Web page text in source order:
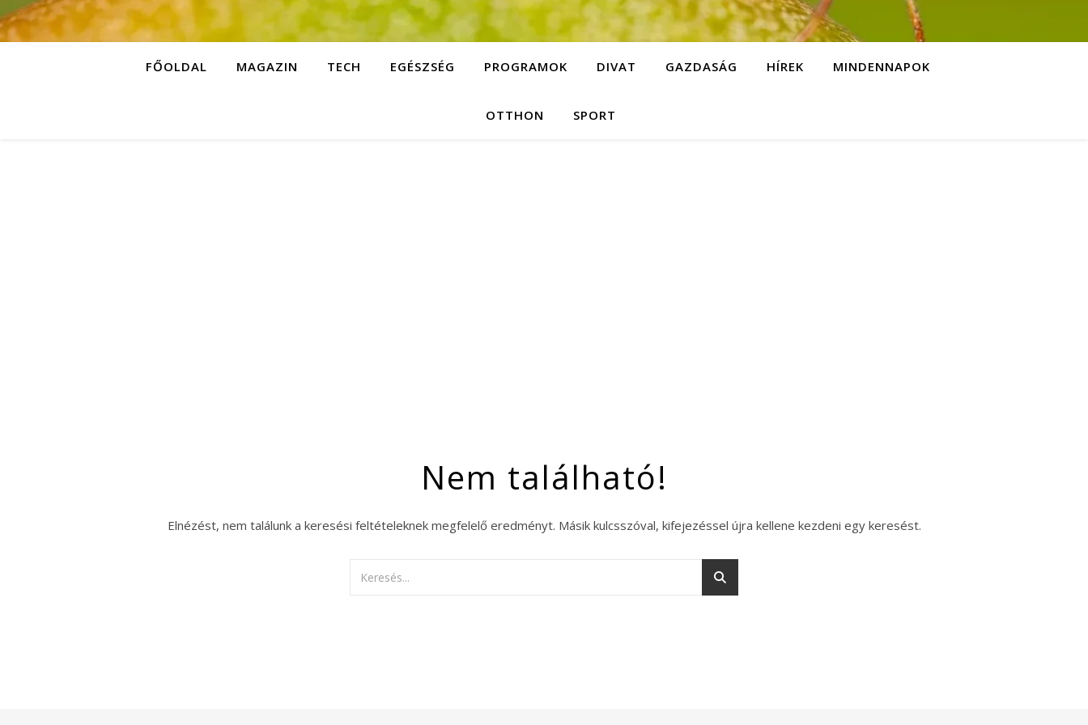
FŐOLDAL MAGAZIN TECH EGÉSZSÉG PROGRAMOK DIVAT GAZDASÁG HÍREK MINDENNAPOK
OTTHON SPORT
Nem található!
Elnézést, nem találunk a keresési feltételeknek megfelelő eredményt. Másik kulcsszóval, kifejezéssel újra kellene kezdeni egy keresést.